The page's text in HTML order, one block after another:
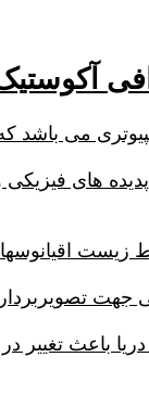
های
دریا باعث